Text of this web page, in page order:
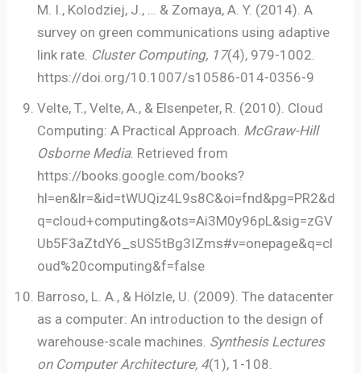
M. I., Kolodziej, J., … & Zomaya, A. Y. (2014). A
survey on green communications using adaptive
link rate. Cluster Computing, 17(4), 979-1002.
https://doi.org/10.1007/s10586-014-0356-9
Velte, T., Velte, A., & Elsenpeter, R. (2010). Cloud
Computing: A Practical Approach. McGraw-Hill
Osborne Media. Retrieved from
https://books.google.com/books?
hl=en&lr=&id=tWUQiz4L9s8C&oi=fnd&pg=PR2&d
q=cloud+computing&ots=Ai3M0y96pL&sig=zGV
Ub5F3aZtdY6_sUS5tBg3IZms#v=onepage&q=cl
oud%20computing&f=false
Barroso, L. A., & Hölzle, U. (2009). The datacenter
as a computer: An introduction to the design of
warehouse-scale machines. Synthesis Lectures
on Computer Architecture, 4(1), 1-108.